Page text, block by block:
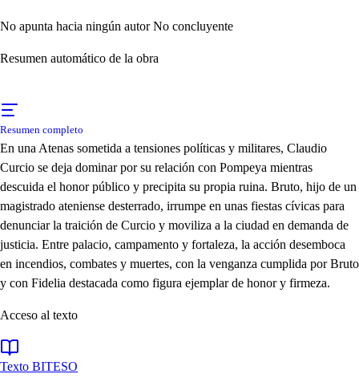
No apunta hacia ningún autor No concluyente
Resumen automático de la obra
Resumen completo
En una Atenas sometida a tensiones políticas y militares, Claudio
Curcio se deja dominar por su relación con Pompeya mientras
descuida el honor público y precipita su propia ruina. Bruto, hijo de un
magistrado ateniense desterrado, irrumpe en unas fiestas cívicas para
denunciar la traición de Curcio y moviliza a la ciudad en demanda de
justicia. Entre palacio, campamento y fortaleza, la acción desemboca
en incendios, combates y muertes, con la venganza cumplida por Bruto
y con Fidelia destacada como figura ejemplar de honor y firmeza.
Acceso al texto
Texto BITESO